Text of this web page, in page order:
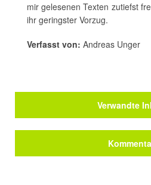
mir gelesenen Texten zutiefst
ihr geringster Vorzug.
Verfasst von: Andreas Unger
Verwandte